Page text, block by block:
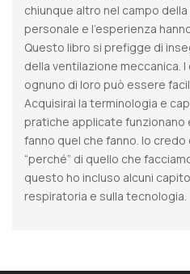
chiunque altro nel campo
personale e l’esperienza
Questo libro si prefigge di
della ventilazione meccanica.
ognuno di loro può essere
Acquisirai la terminologia e
pratiche applicate
fanno quel che fanno. Io
“perché” di quello che
questo ho incluso alcuni
respiratoria e sulla tecnologia.